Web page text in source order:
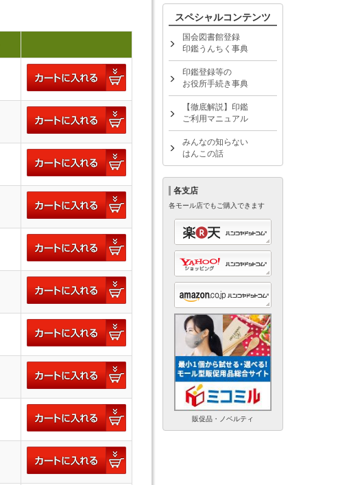
スペシャルコンテンツ
国会図書館登録
印鑑うんちく事典
印鑑登録等の
お役所手続き事典
【徹底解説】印鑑
ご利用マニュアル
みんなの知らない
はんこの話
各支店
各モール店でもご購入できます
販促品・ノベルティ